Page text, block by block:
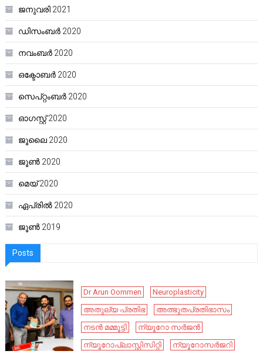
ജനുവരി 2021
ഡിസംബർ 2020
നവംബർ 2020
ഒക്ടോബർ 2020
സെപ്റ്റംബർ 2020
ഓഗസ്റ്റ്‌ 2020
ജൂലൈ 2020
ജൂൺ 2020
മെയ്‌ 2020
ഏപ്രിൽ 2020
ജൂൺ 2019
Posts
Dr Arun Oommen
Neuroplasticity
അതുല്യ പ്രതിഭ
അത്ഭുതപ്രതിഭാസം
നടൻ മമ്മൂട്ടി
ന്യൂറോ സർജൻ
ന്യൂറോപ്ലാസ്റ്റിസിറ്റി
ന്യൂറോസർജറി